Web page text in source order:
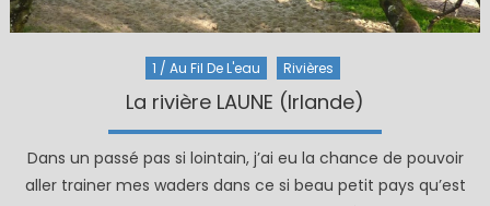
1 / Au Fil De L'eau Rivières
La rivière LAUNE (Irlande)
Dans un passé pas si lointain, j’ai eu la chance de pouvoir
aller trainer mes waders dans ce si beau petit pays qu’est